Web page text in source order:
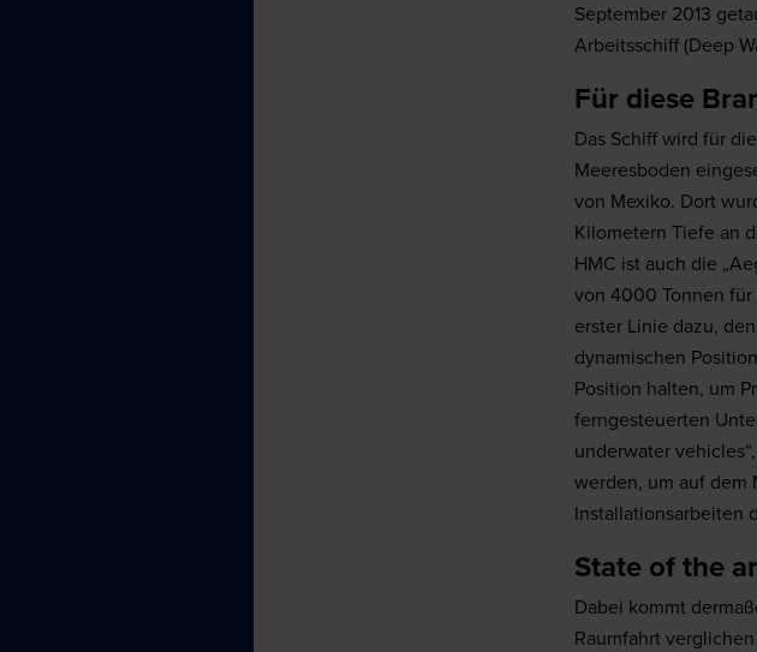
September 2013
Arbeitsschiff (Deep
Für diese
Das Schiff wird für
Meeresboden
von Mexiko. Dort
Kilometern Tiefe an
HMC ist auch die
von 4000 Tonnen für
erster Linie dazu,
dynamischen
Position halten, um
ferngesteuerten
underwater
werden, um auf dem
Installationsarbeiten
State of the
Dabei kommt
Raumfahrt